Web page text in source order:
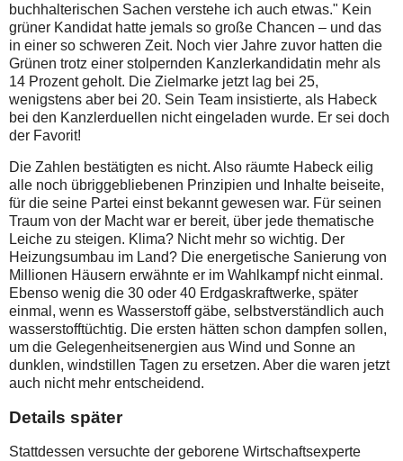
buchhalterischen Sachen verstehe ich auch etwas." Kein
grüner Kandidat hatte jemals so große Chancen – und das
in einer so schweren Zeit. Noch vier Jahre zuvor hatten die
Grünen trotz einer stolpernden Kanzlerkandidatin mehr als
14 Prozent geholt. Die Zielmarke jetzt lag bei 25,
wenigstens aber bei 20. Sein Team insistierte, als Habeck
bei den Kanzlerduellen nicht eingeladen wurde. Er sei doch
der Favorit!
Die Zahlen bestätigten es nicht. Also räumte Habeck eilig
alle noch übriggebliebenen Prinzipien und Inhalte beiseite,
für die seine Partei einst bekannt gewesen war. Für seinen
Traum von der Macht war er bereit, über jede thematische
Leiche zu steigen. Klima? Nicht mehr so wichtig. Der
Heizungsumbau im Land? Die energetische Sanierung von
Millionen Häusern erwähnte er im Wahlkampf nicht einmal.
Ebenso wenig die 30 oder 40 Erdgaskraftwerke, später
einmal, wenn es Wasserstoff gäbe, selbstverständlich auch
wasserstofftüchtig. Die ersten hätten schon dampfen sollen,
um die Gelegenheitsenergien aus Wind und Sonne an
dunklen, windstillen Tagen zu ersetzen. Aber die waren jetzt
auch nicht mehr entscheidend.
Details später
Stattdessen versuchte der geborene Wirtschaftsexperte